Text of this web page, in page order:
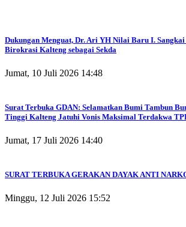
Dukungan Menguat, Dr. Ari YH Nilai Baru I.
Birokrasi Kalteng sebagai Sekda
Jumat, 10 Juli 2026 14:48
Surat Terbuka GDAN: Selamatkan Bumi Tambun
Tinggi Kalteng Jatuhi Vonis Maksimal Terdakwa
Jumat, 17 Juli 2026 14:40
SURAT TERBUKA GERAKAN DAYAK ANTI
Minggu, 12 Juli 2026 15:52